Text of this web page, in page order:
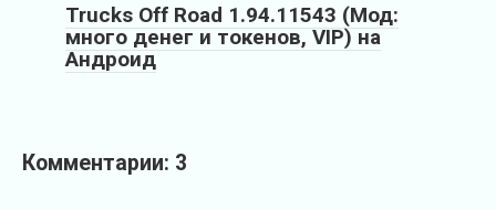
Trucks Off Road 1.94.11543 (Мод:
много денег и токенов, VIP) на
Андроид
Комментарии: 3